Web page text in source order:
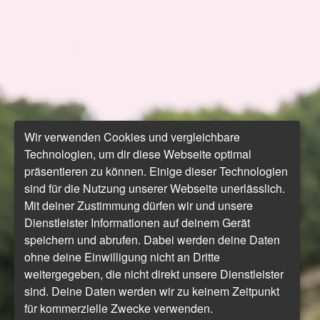
Wir verwenden Cookies und vergleichbare
Technologien, um dir diese Webseite optimal
präsentieren zu können. Einige dieser Technologien
sind für die Nutzung unserer Webseite unerlässlich.
Mit deiner Zustimmung dürfen wir und unsere
Dienstleister Informationen auf deinem Gerät
speichern und abrufen. Dabei werden deine Daten
ohne deine Einwilligung nicht an Dritte
weitergegeben, die nicht direkt unsere Dienstleister
sind. Deine Daten werden wir zu keinem Zeitpunkt
für kommerzielle Zwecke verwenden.